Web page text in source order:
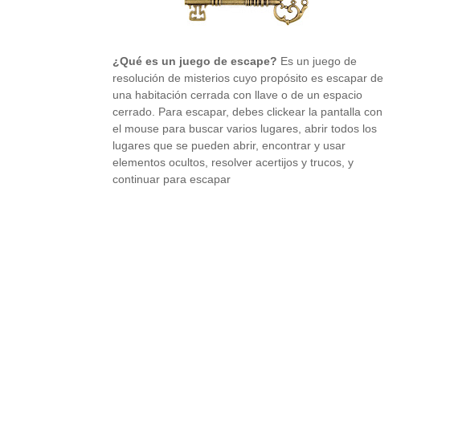
¿Qué es un juego de escape? Es un juego de
resolución de misterios cuyo propósito es escapar de
una habitación cerrada con llave o de un espacio
cerrado. Para escapar, debes clickear la pantalla con
el mouse para buscar varios lugares, abrir todos los
lugares que se pueden abrir, encontrar y usar
elementos ocultos, resolver acertijos y trucos, y
continuar para escapar